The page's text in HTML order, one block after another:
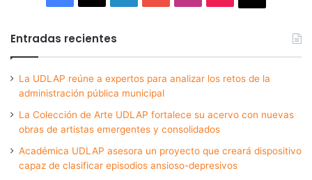
Entradas recientes
La UDLAP reúne a expertos para analizar los retos de la
administración pública municipal
La Colección de Arte UDLAP fortalece su acervo con nuevas
obras de artistas emergentes y consolidados
Académica UDLAP asesora un proyecto que creará dispositivo
capaz de clasificar episodios ansioso-depresivos